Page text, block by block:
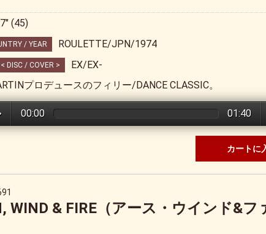
7" (45)
/ YEAR ROULETTE/JPN/1974
DISC / COVER >
EX/EX-
プロデュースのフィリー/DANCE CLASSIC。
00:00 01:40
カートに
WIND & FIRE（アース・ウインド&フ